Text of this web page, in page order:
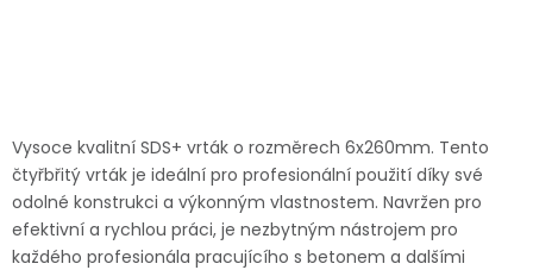
Fotovoltaika
Výprodej
Značky
Vysoce kvalitní SDS+ vrták o rozměrech 6x260mm. Tento
čtyřbřitý vrták je ideální pro profesionální použití díky své
odolné konstrukci a výkonným vlastnostem. Navržen pro
efektivní a rychlou práci, je nezbytným nástrojem pro
každého profesionála pracujícího s betonem a dalšími